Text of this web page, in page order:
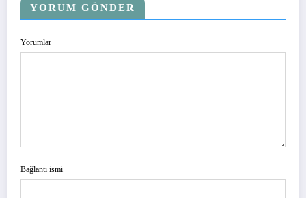
YORUM GÖNDER
Yorumlar
Bağlantı ismi